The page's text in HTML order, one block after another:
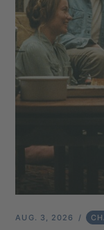
AUG. 3, 2026